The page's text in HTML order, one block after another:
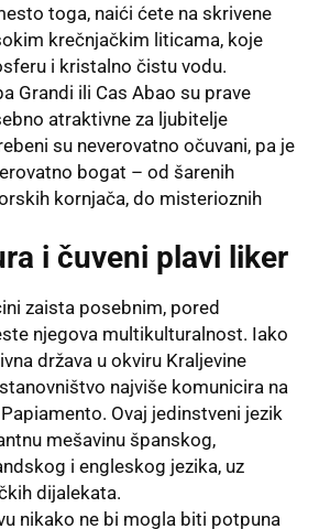
toga, naići ćete na skrivene
krečnjačkim liticama, koje
i kristalno čistu vodu.
Grandi ili Cas Abao su prave
atraktivne za ljubitelje
su neverovatno očuvani, pa je
bogat – od šarenih
kornjača, do misterioznih
i čuveni plavi liker
zaista posebnim, pored
njegova multikulturalnost. Iako
država u okviru Kraljevine
najviše komunicira na
Ovaj jedinstveni jezik
mešavinu španskog,
i engleskog jezika, uz
dijalekata.
nikako ne bi mogla biti potpuna